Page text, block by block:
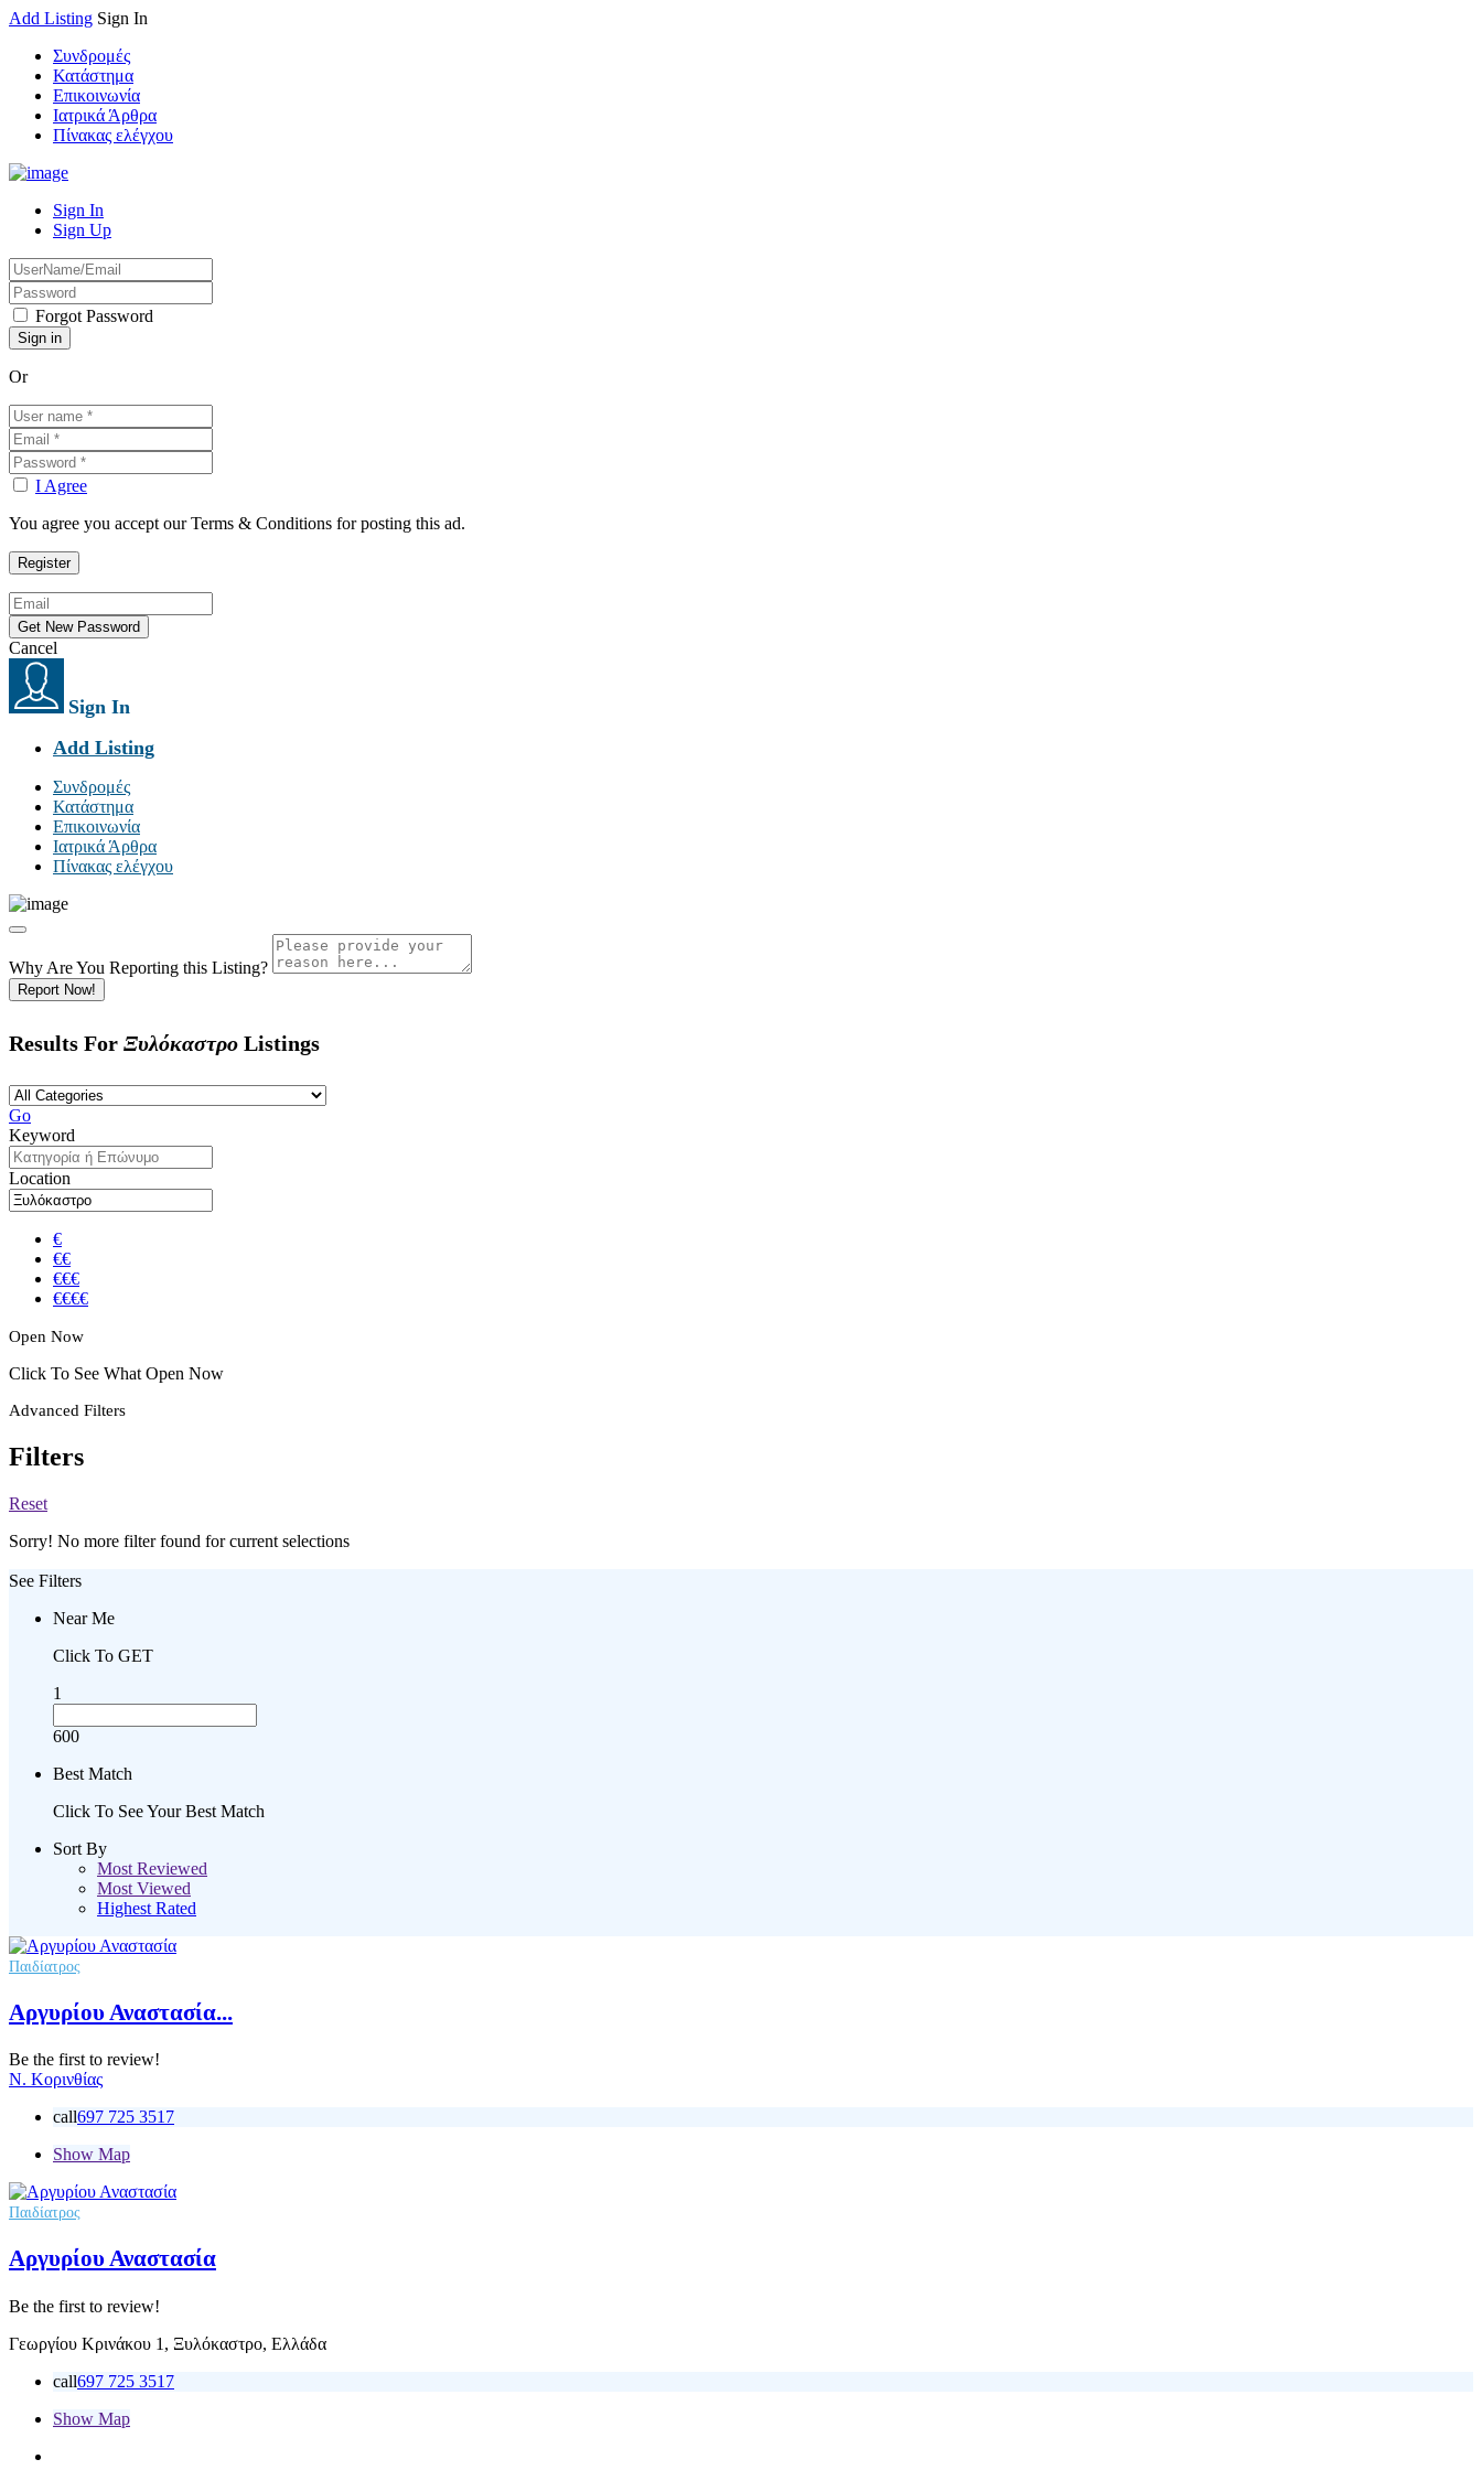
Add Listing Sign In
Συνδρομές
Κατάστημα
Επικοινωνία
Ιατρικά Άρθρα
Πίνακας ελέγχου
Sign In
Sign Up
Forgot Password
Or
I Agree
You agree you accept our Terms & Conditions for posting this ad.
Cancel
Sign In
Add Listing
Συνδρομές
Κατάστημα
Επικοινωνία
Ιατρικά Άρθρα
Πίνακας ελέγχου
Why Are You Reporting this Listing?
Report Now!
Results For Ξυλόκαστρο Listings
Go
Keyword
Location
€
€€
€€€
€€€€
Open Now
Click To See What Open Now
Advanced Filters
Filters
Reset
Sorry! No more filter found for current selections
See Filters
Near Me
Click To GET
1
600
Best Match
Click To See Your Best Match
Sort By
Most Reviewed
Most Viewed
Highest Rated
Παιδίατρος
Αργυρίου Αναστασία...
Be the first to review!
Ν. Κορινθίας
call697 725 3517
Show Map
Παιδίατρος
Αργυρίου Αναστασία
Be the first to review!
Γεωργίου Κρινάκου 1, Ξυλόκαστρο, Ελλάδα
call697 725 3517
Show Map